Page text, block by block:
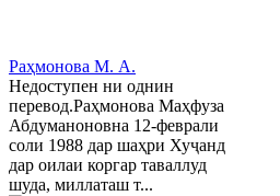
Раҳмонова М. А.
Недоступен ни однин
перевод.Раҳмонова Маҳфуза
Абдуманоновна 12-феврали
соли 1988 дар шаҳри Хуҷанд
дар оилаи коргар таваллуд
шуда, миллаташ т...